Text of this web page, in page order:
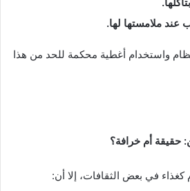
عند ملامستها لها.
واستخدام أغطية محكمة للحد من هذا
حقيقة أم خرافة؟
في بعض الثقافات، إلا أن: